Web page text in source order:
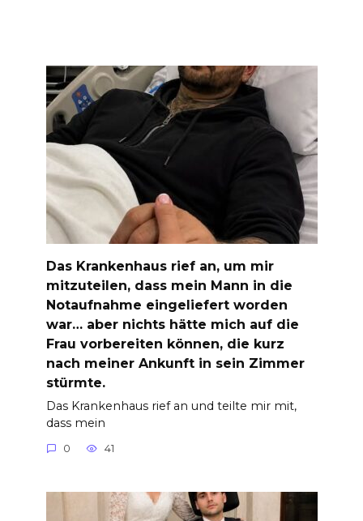
Das Krankenhaus rief an, um mir
mitzuteilen, dass mein Mann in die
Notaufnahme eingeliefert worden
war… aber nichts hätte mich auf die
Frau vorbereiten können, die kurz
nach meiner Ankunft in sein Zimmer
stürmte.
Das Krankenhaus rief an und teilte mir mit,
dass mein
0 41